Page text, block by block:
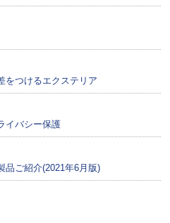
をつけるエクステリア
イバシー保護
品ご紹介(2021年6月版)